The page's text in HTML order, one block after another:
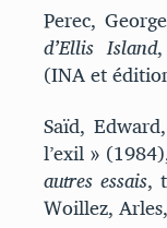
Perec,
d’Ellis Island
(INA et
Saïd,
l’exil »
autres essais,
Woillez,